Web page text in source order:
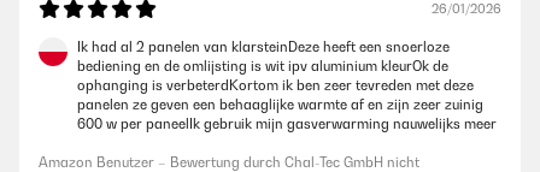
Sehr gut Gerät mit einer schneller liefertermine und funktioniert ein
wunderbar.
Amazon Benutzer – Bewertung durch Chal-Tec GmbH nicht
26/01/2026
Ik had al 2 panelen van klarsteinDeze heeft een snoerloze
bediening en de omlijsting is wit ipv aluminium kleurOk de
ophanging is verbeterdKortom ik ben zeer tevreden met deze
panelen ze geven een behaaglijke warmte af en zijn zeer zuinig
600 w per paneelIk gebruik mijn gasverwarming nauwelijks meer
Amazon Benutzer – Bewertung durch Chal-Tec GmbH nicht